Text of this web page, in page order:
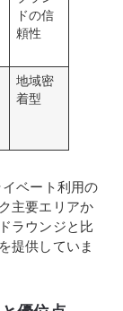
ドの信
頼性
地域密
着型
ベート利用の
主要エリアか
ラウンジと比
提供していま